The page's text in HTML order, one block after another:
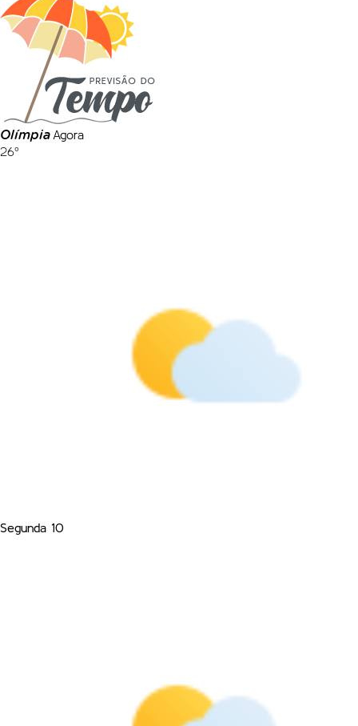
Olímpia Agora
26º
Segunda 10